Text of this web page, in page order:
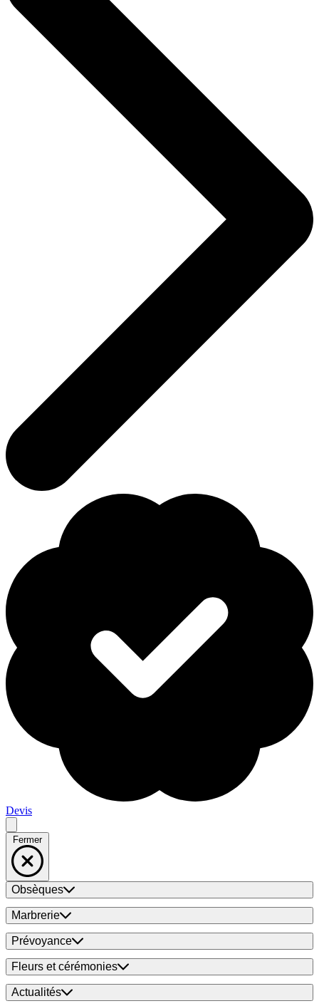
Devis
Fermer
Obsèques
Marbrerie
Prévoyance
Fleurs et cérémonies
Actualités